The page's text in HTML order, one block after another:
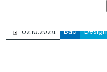
02.10.2024 Bad Design